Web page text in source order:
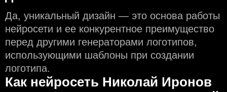
Да, уникальный дизайн — это основа работы
нейросети и еe конкурентное преимущество
перед другими генераторами логотипов,
использующими шаблоны при создании
логотипа.
Как нейросеть Николай Иронов